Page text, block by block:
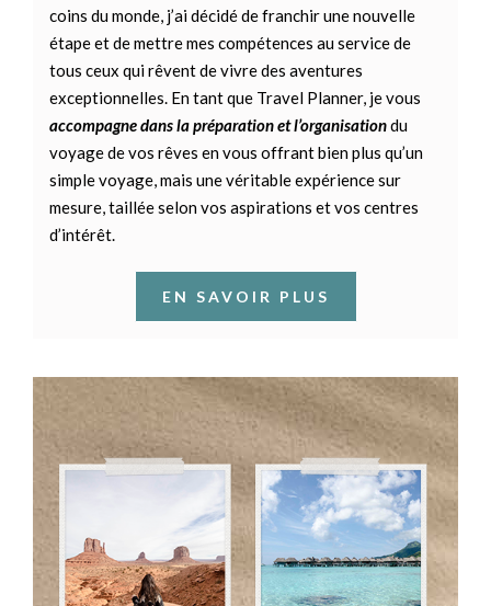
coins du monde, j’ai décidé de franchir une nouvelle
étape et de mettre mes compétences au service de
tous ceux qui rêvent de vivre des aventures
exceptionnelles. En tant que Travel Planner, je vous
accompagne dans la préparation et l’organisationdu
voyage de vos rêves en vous offrant bien plus qu’un
simple voyage, mais une véritable expérience sur
mesure, taillée selon vos aspirations et vos centres
d’intérêt.
EN SAVOIR PLUS